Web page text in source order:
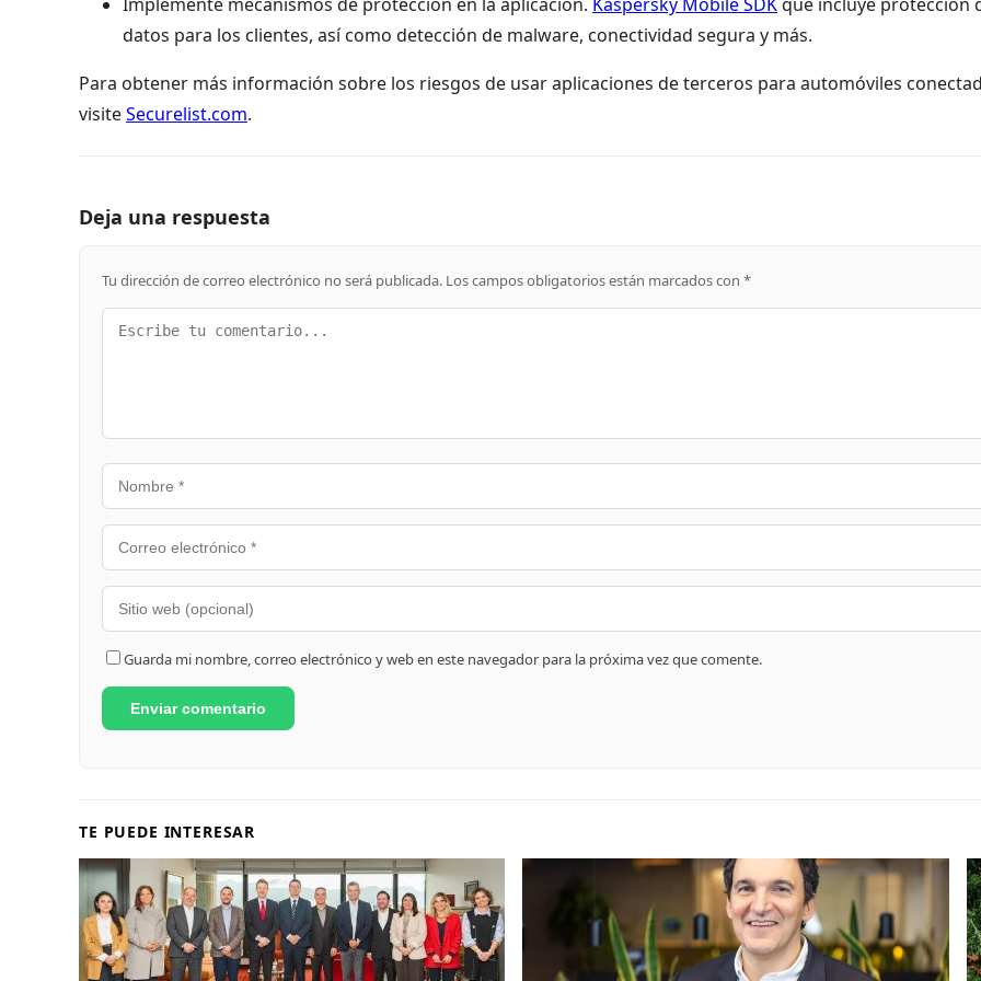
datos para los clientes, así como detección de malware, conectividad segura y más.
Para obtener más información sobre los riesgos de usar aplicaciones de terceros para automóviles
visiteSecurelist.com.
Deja una respuesta
Tu dirección de correo electrónico no será publicada. Los campos obligatorios están marcados con *
Guarda mi nombre, correo electrónico y web en este navegador para la próxima vez que comente.
TE PUEDE INTERESAR